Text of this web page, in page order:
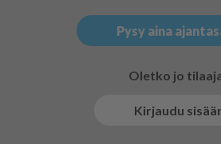
Pysy aina
Oletko jo
Kirjaudu